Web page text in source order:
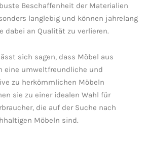
‌Beschaffenheit⁣ der Materialien
langlebig und können ⁢jahrelang
dabei an Qualität zu verlieren.
sich sagen,‌ dass Möbel aus
eine ‌umweltfreundliche und
⁤zu herkömmlichen Möbeln
sie zu einer idealen Wahl für
die auf der⁤ Suche ‌nach
Möbeln sind.